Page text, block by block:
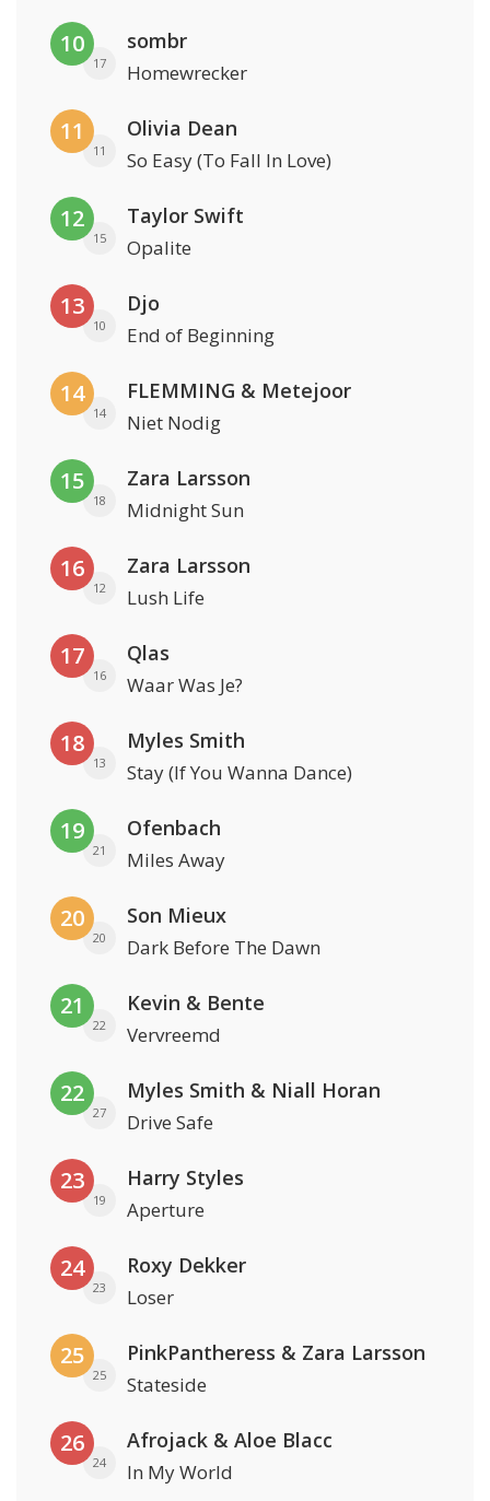
10
17
sombr
Homewrecker
11
11
Olivia Dean
So Easy (To Fall In Love)
12
15
Taylor Swift
Opalite
13
10
Djo
End of Beginning
14
14
FLEMMING & Metejoor
Niet Nodig
15
18
Zara Larsson
Midnight Sun
16
12
Zara Larsson
Lush Life
17
16
Qlas
Waar Was Je?
18
13
Myles Smith
Stay (If You Wanna Dance)
19
21
Ofenbach
Miles Away
20
20
Son Mieux
Dark Before The Dawn
21
22
Kevin & Bente
Vervreemd
22
27
Myles Smith & Niall Horan
Drive Safe
23
19
Harry Styles
Aperture
24
23
Roxy Dekker
Loser
25
25
PinkPantheress & Zara Larsson
Stateside
26
24
Afrojack & Aloe Blacc
In My World